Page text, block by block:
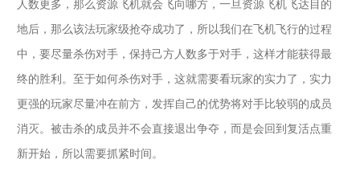
人数更多，那么资源飞机就会飞向哪方，一旦资源飞机飞达目的
地后，那么该法玩家级抢夺成功了，所以我们在飞机飞行的过程
中，要尽量杀伤对手，保持己方人数多于对手，这样才能获得最
终的胜利。至于如何杀伤对手，这就需要看玩家的实力了，实力
更强的玩家尽量冲在前方，发挥自己的优势将对手比较弱的成员
消灭。被击杀的成员并不会直接退出争夺，而是会回到复活点重
新开始，所以需要抓紧时间。